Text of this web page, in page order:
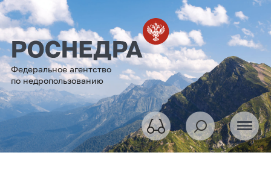
Федеральное агентство
по недропользованию